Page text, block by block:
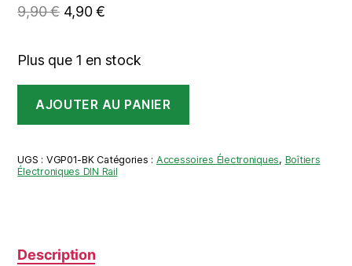
9,90€ Le
initial
4,90€Le
actuel
Plus que 1 en stock
Boitier
115x90x40mm
pour
AJOUTER AU PANIER
UGS : VGP01-BK Catégories : Accessoires Électroniques, Boîtiers
Électroniques DIN Rail
Description